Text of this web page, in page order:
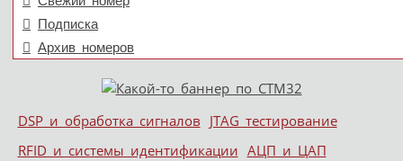
Подписка
Архив номеров
Меню
Skip to content
DSP и обработка сигналов JTAG тестирование
RFID и системы идентификации АЦП и ЦАП